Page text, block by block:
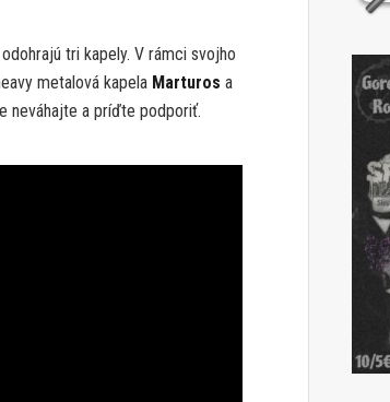
tri kapely. V rámci svojho
metalová kapela Marturos a
neváhajte a príďte podporiť.